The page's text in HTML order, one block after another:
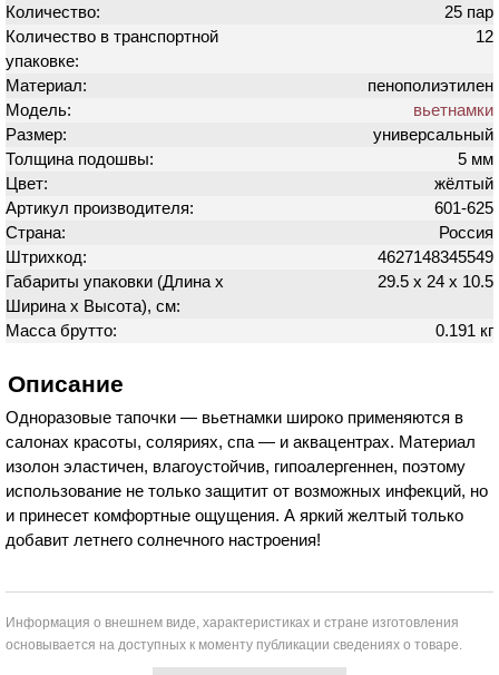
Количество:
25 пар
Количество в транспортной
упаковке:
12
Материал:
пенополиэтилен
Модель:
вьетнамки
Размер:
универсальный
Толщина подошвы:
5 мм
Цвет:
жёлтый
Артикул производителя:
601-625
Страна:
Россия
Штрихкод:
4627148345549
Габариты упаковки (Длина х
Ширина х Высота), см:
29.5 х 24 х 10.5
Масса брутто: 0.191 кг
Описание
Одноразовые тапочки — вьетнамки широко применяются в
салонах красоты, соляриях, спа — и аквацентрах. Материал
изолон эластичен, влагоустойчив, гипоалергеннен, поэтому
использование не только защитит от возможных инфекций, но
и принесет комфортные ощущения. А яркий желтый только
добавит летнего солнечного настроения!
Информация о внешнем виде, характеристиках и стране изготовления
основывается на доступных к моменту публикации сведениях о товаре.